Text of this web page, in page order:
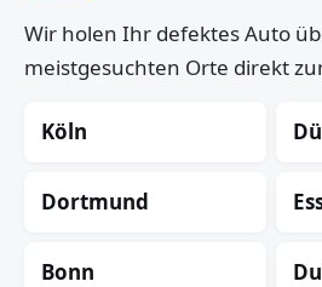
Wir holen Ihr defektes Auto
meistgesuchten Orte direkt
Köln
Dortmund
Bonn